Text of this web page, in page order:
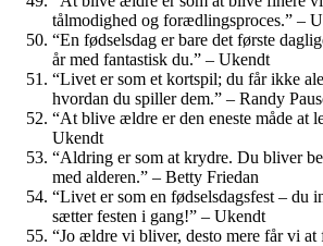
tålmodighed og forædlingsproces.” –
“En fødselsdag er bare det første
år med fantastisk du.” – Ukendt
“Livet er som et kortspil; du får ikke
hvordan du spiller dem.” – Randy
“At blive ældre er den eneste måde at
Ukendt
“Aldring er som at krydre. Du bliver
med alderen.” – Betty Friedan
“Livet er som en fødselsdagsfest – du
sætter festen i gang!” – Ukendt
“Jo ældre vi bliver, desto mere får vi at